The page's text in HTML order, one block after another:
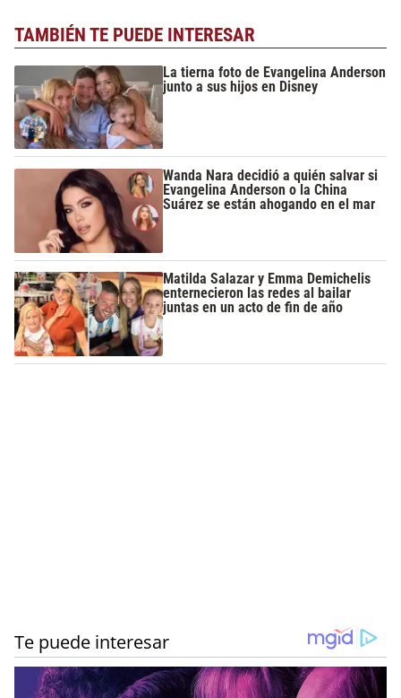
TAMBIÉN TE PUEDE INTERESAR
La tierna foto de Evangelina Anderson
junto a sus hijos en Disney
Wanda Nara decidió a quién salvar si
Evangelina Anderson o la China
Suárez se están ahogando en el mar
Matilda Salazar y Emma Demichelis
enternecieron las redes al bailar
juntas en un acto de fin de año